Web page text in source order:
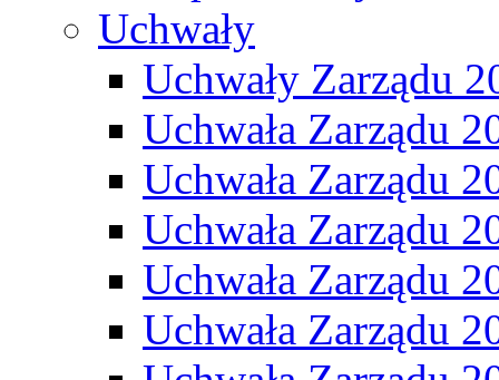
Uchwały
Uchwały Zarządu
Uchwała Zarządu
Uchwała Zarządu
Uchwała Zarządu
Uchwała Zarządu
Uchwała Zarządu